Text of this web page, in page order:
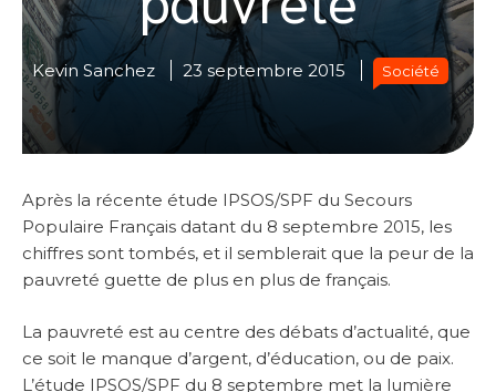
Kevin Sanchez 23 septembre 2015 Société
Après la récente étude IPSOS/SPF du Secours
Populaire Français datant du 8 septembre 2015, les
chiffres sont tombés, et il semblerait que la peur de la
pauvreté guette de plus en plus de français.
La pauvreté est au centre des débats d’actualité, que
ce soit le manque d’argent, d’éducation, ou de paix.
L’étude IPSOS/SPF du 8 septembre met la lumière